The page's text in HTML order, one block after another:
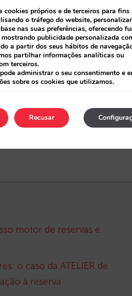
motor de reservas e
o caso da ATELIER de
à reserva
cookies próprios e de terceiros para fins
o tráfego do website,
nas suas preferências, oferecendo
publicidade personalizada
a partir dos seus hábitos de
partilhar informações analíticas ou
terceiros.
pode administrar o seu consentimento e
sobre os cookies que utilizamos.
Recusar